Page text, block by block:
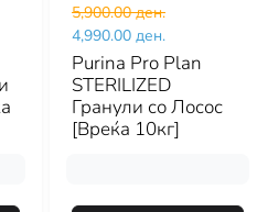
5,900.00 ден.
4,990.00 ден.
Purina Pro Plan
STERILIZED
Гранули со Лосос
[Вреќа 10кг]